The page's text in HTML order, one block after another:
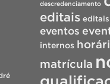
descredenciamento
editais editais
eventos
internos
matrícula